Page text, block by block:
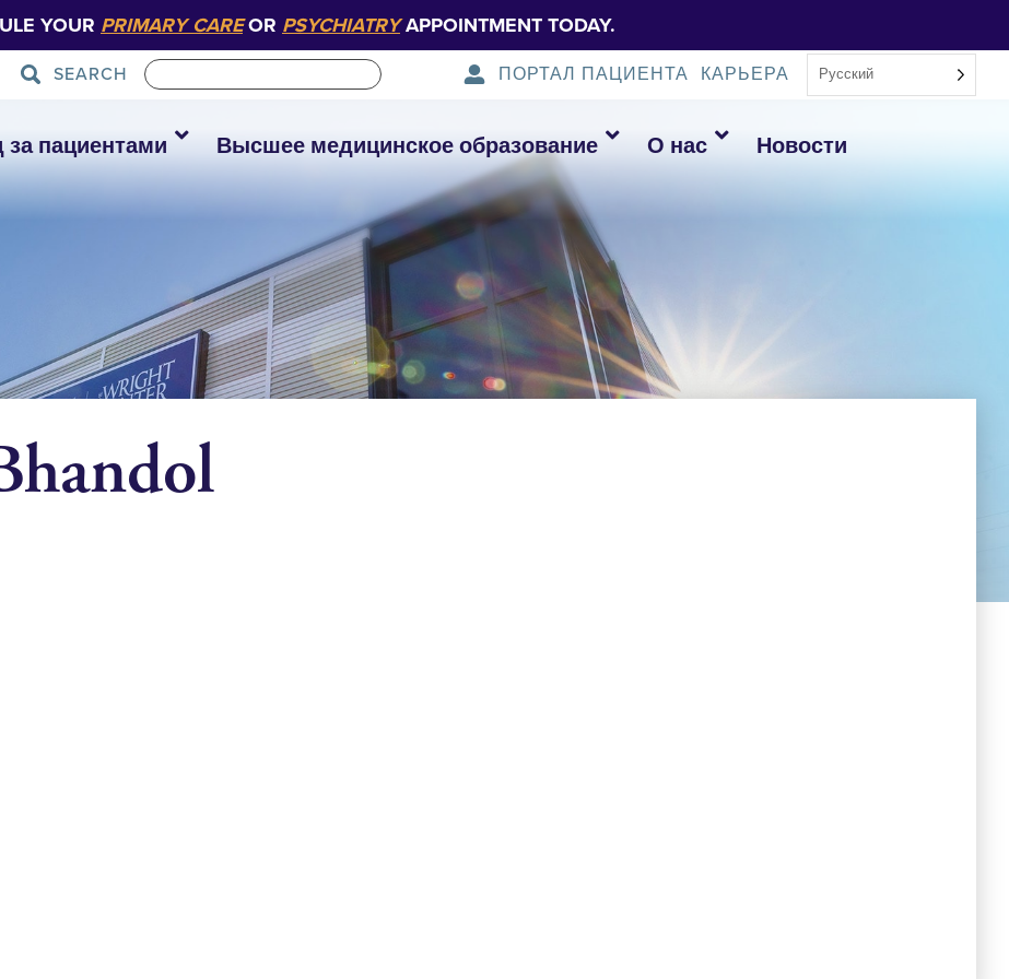
YOUR PRIMARY CAREOR PSYCHIATRYAPPOINTMENT TODAY.
SEARCH ПОРТАЛ ПАЦИЕНТА КАРЬЕРА Русский
за пациентами Высшее медицинское образование О нас Новости